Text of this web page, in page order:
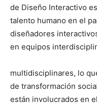
de Diseño Interactivo
talento humano en el
diseñadores
en equipos
multidisciplinares, lo
de transformación
están involucrados en